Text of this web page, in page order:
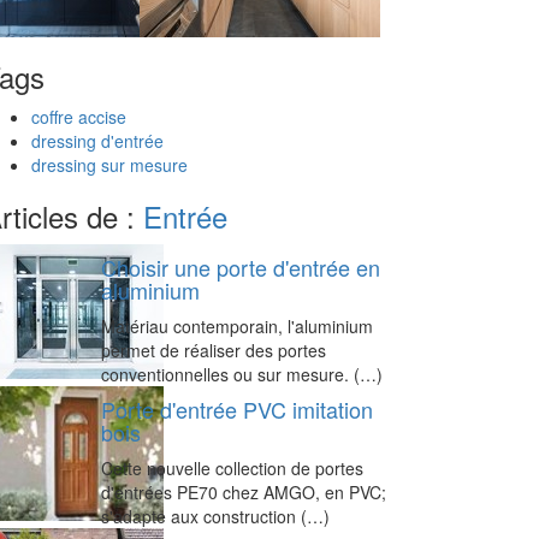
coffre accise
dressing d'entrée
dressing sur mesure
de : Entrée
Choisir une porte d'entrée en
aluminium
Matériau contemporain, l'aluminium
permet de réaliser des portes
conventionnelles ou sur mesure. (…)
Porte d'entrée PVC imitation
bois
Cette nouvelle collection de portes
d'entrées PE70 chez AMGO, en PVC;
s'adapte aux construction (…)